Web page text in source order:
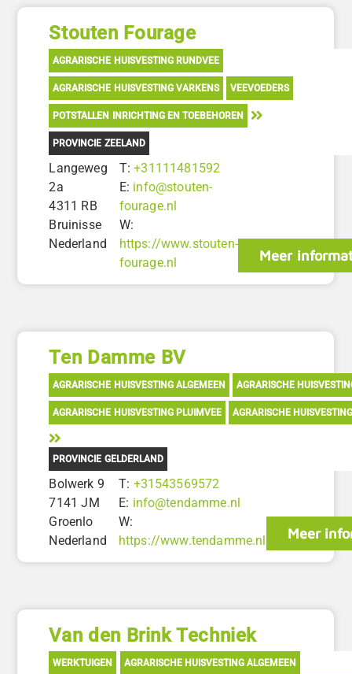
Stouten Fourage
AGRARISCHE HUISVESTING RUNDVEE
AGRARISCHE HUISVESTING VARKENS VEEVOEDERS
POTSTALLEN INRICHTING EN TOEBEHOREN
PROVINCIE ZEELAND
Langeweg
2a
4311 RB
Bruinisse
Nederland
T:+31111481592
E: info@stouten-
fourage.nl
W:
https://www.stouten-
fourage.nl
Meer
Ten Damme BV
AGRARISCHE HUISVESTING ALGEMEEN AGRARISCHE
AGRARISCHE HUISVESTING PLUIMVEE AGRARISCHE
PROVINCIE GELDERLAND
Bolwerk 9
7141 JM
Groenlo
Nederland
T: +31543569572
E: info@tendamme.nl
W:
https://www.tendamme.nl
Meer
Van den Brink Techniek
WERKTUIGEN AGRARISCHE HUISVESTING ALGEMEEN